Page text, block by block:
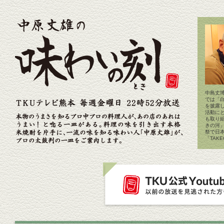
中島丈
では「
を披露
活動に
も取り
きの河
祭で日
「